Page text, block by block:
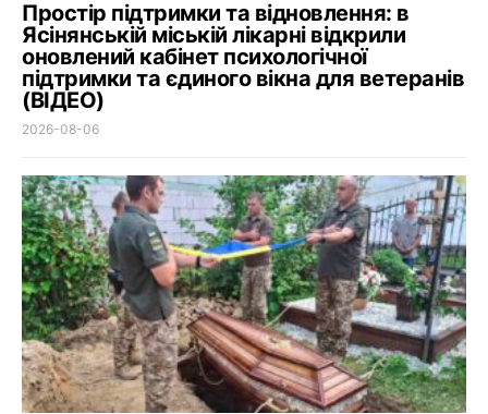
Простір підтримки та відновлення: в
Ясінянській міській лікарні відкрили
оновлений кабінет психологічної
підтримки та єдиного вікна для ветеранів
(ВІДЕО)
2026-08-06